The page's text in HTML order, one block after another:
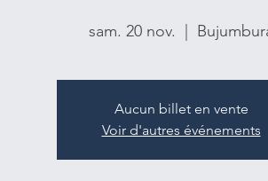
sam. 20 nov.
Aucun billet en vente
Voir d'autres événements